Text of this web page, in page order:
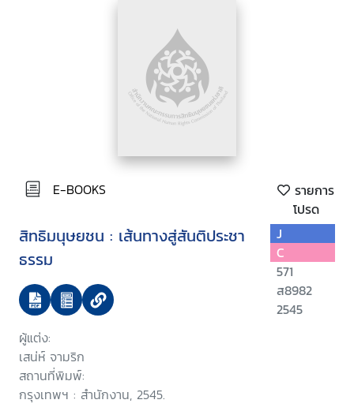
E-BOOKS
รายการ
โปรด
สิทธิมนุษยชน : เส้นทางสู่สันติประชา
ธรรม
ผู้แต่ง:
เสน่ห์ จามริก
สถานที่พิมพ์:
กรุงเทพฯ : สำนักงาน, 2545.
J
C
571
ส8982
2545